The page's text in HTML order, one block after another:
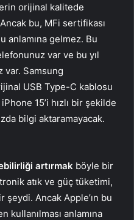
orijinal kalitede
bu, MFi sertifikası
anlamına gelmez. Bu
var ve bu yıl
var. Samsung
USB Type-C kablosu
15’i hızlı bir şekilde
bilgi aktaramayacak.
artırmak böyle bir
atık ve güç tüketimi,
Ancak Apple’ın bu
kullanılması anlamına